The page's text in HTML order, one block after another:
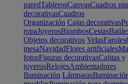
paredTablerosCanvasCuadros
decorativasCuadros
Organización Cajas decorativas
ropaJoyerosBiombosCestas
Objetos decorativos VelasFaroles
mesaNavidadFlores artificiales
fotosFiguras decorativasCajitas y
joyerosRelojesAmbientadores
Iluminación Lámparas